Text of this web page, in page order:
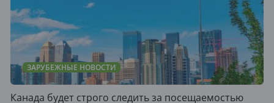
ЗАРУБЕЖНЫЕ НОВОСТИ
Канада будет строго следить за посещаемостью